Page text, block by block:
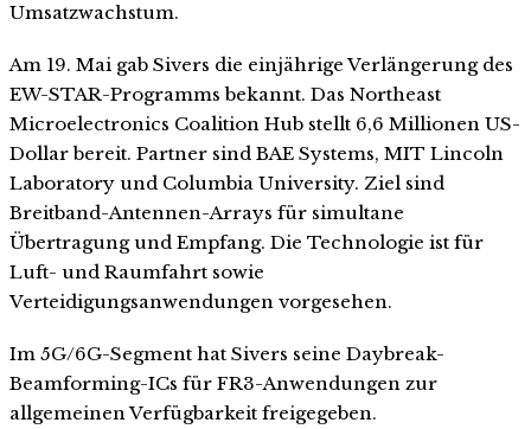
Umsatzwachstum.
Am 19. Mai gab Sivers die einjährige Verlängerung des
EW-STAR-Programms bekannt. Das Northeast
Microelectronics Coalition Hub stellt 6,6 Millionen US-
Dollar bereit. Partner sind BAE Systems, MIT Lincoln
Laboratory und Columbia University. Ziel sind
Breitband-Antennen-Arrays für simultane
Übertragung und Empfang. Die Technologie ist für
Luft- und Raumfahrt sowie
Verteidigungsanwendungen vorgesehen.
Im 5G/6G-Segment hat Sivers seine Daybreak-
Beamforming-ICs für FR3-Anwendungen zur
allgemeinen Verfügbarkeit freigegeben.